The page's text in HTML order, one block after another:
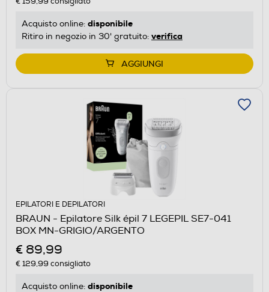
Acquisto online: disponibile
Ritiro in negozio in 30' gratuito: verifica
AGGIUNGI
EPILATORI E DEPILATORI
BRAUN - Epilatore Silk épil 7 LEGEPIL SE7-041
BOX MN-GRIGIO/ARGENTO
€ 89,99
€ 129,99 consigliato
Acquisto online: disponibile